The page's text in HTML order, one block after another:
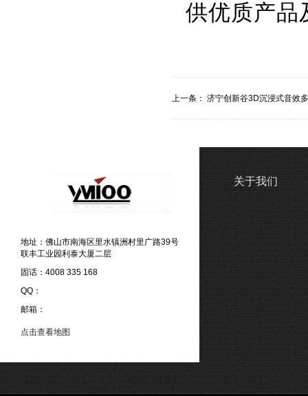
供优质产品
上一条： 济宁创新谷3D沉浸式音效
地址：佛山市南海区里水镇洲村里广路39号
联丰工业园利泰大厦二层
固话：4008 335 168
QQ：
邮箱：
点击查看地图
关于我们